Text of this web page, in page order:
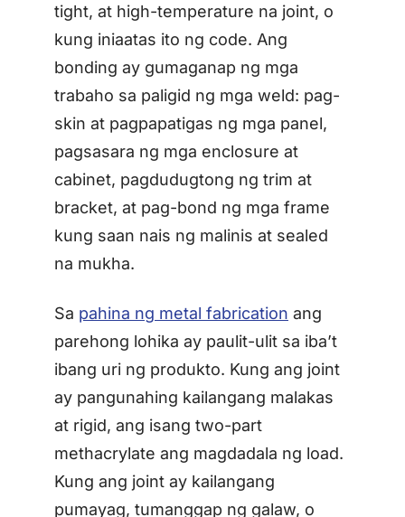
tight, at high-temperature na joint, o
kung iniaatas ito ng code. Ang
bonding ay gumaganap ng mga
trabaho sa paligid ng mga weld: pag-
skin at pagpapatigas ng mga panel,
pagsasara ng mga enclosure at
cabinet, pagdudugtong ng trim at
bracket, at pag-bond ng mga frame
kung saan nais ng malinis at sealed
na mukha.
Sa pahina ng metal fabrication ang
parehong lohika ay paulit-ulit sa iba’t
ibang uri ng produkto. Kung ang joint
ay pangunahing kailangang malakas
at rigid, ang isang two-part
methacrylate ang magdadala ng load.
Kung ang joint ay kailangang
pumayag, tumanggap ng galaw, o